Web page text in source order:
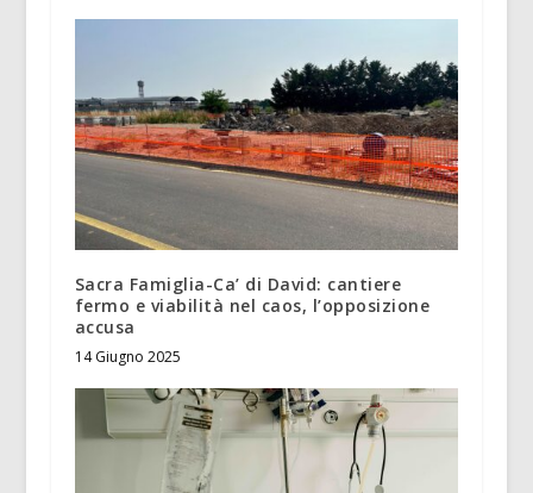
Sacra Famiglia-Ca’ di David: cantiere
fermo e viabilità nel caos, l’opposizione
accusa
14 Giugno 2025